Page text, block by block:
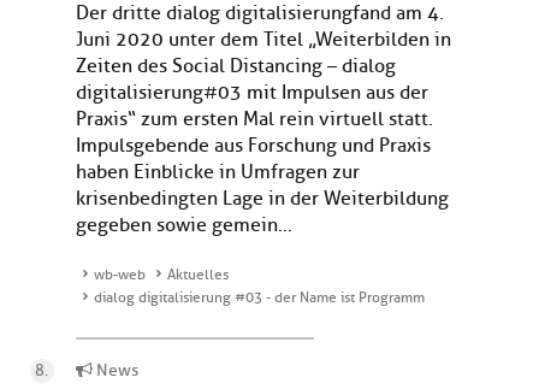
Der dritte dialog digitalisierung fand am 4.
Juni 2020 unter dem Titel „Weiterbilden in
Zeiten des Social Distancing – dialog
digitalisierung#03 mit Impulsen aus der
Praxis“ zum ersten Mal rein virtuell statt.
Impulsgebende aus Forschung und Praxis
haben Einblicke in Umfragen zur
krisenbedingten Lage in der Weiterbildung
gegeben sowie gemein...
wb-web
Aktuelles
dialog digitalisierung #03 - der Name ist Programm
News